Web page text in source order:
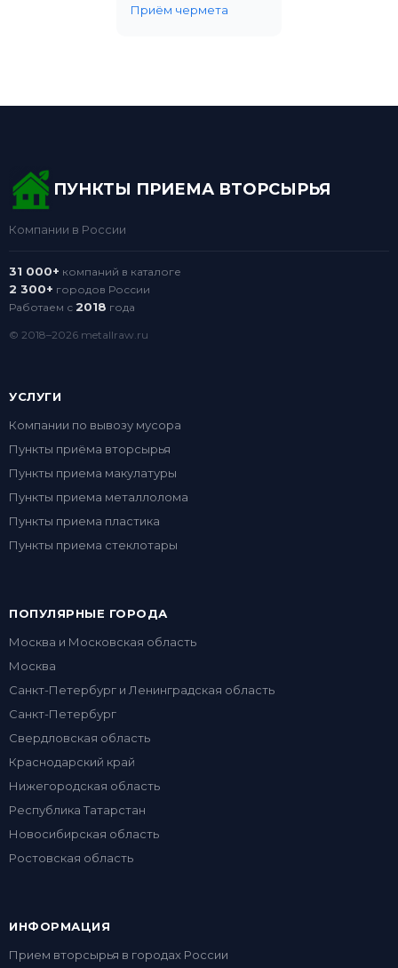
Приём чермета
ПУНКТЫ ПРИЕМА ВТОРСЫРЬЯ
Компании в России
31 000+ компаний в каталоге
2 300+ городов России
Работаем с 2018 года
© 2018–2026 metallraw.ru
УСЛУГИ
Компании по вывозу мусора
Пункты приёма вторсырья
Пункты приема макулатуры
Пункты приема металлолома
Пункты приема пластика
Пункты приема стеклотары
ПОПУЛЯРНЫЕ ГОРОДА
Москва и Московская область
Москва
Санкт-Петербург и Ленинградская область
Санкт-Петербург
Свердловская область
Краснодарский край
Нижегородская область
Республика Татарстан
Новосибирская область
Ростовская область
ИНФОРМАЦИЯ
Прием вторсырья в городах России